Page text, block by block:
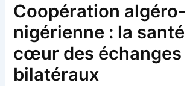
Coopération algéro-
nigérienne : la
cœur des échanges
bilatéraux